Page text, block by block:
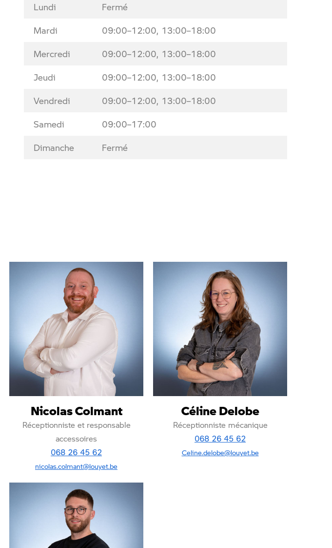
Lundi
Fermé
Mardi
09:00–12:00, 13:00–18:00
Mercredi
09:00–12:00, 13:00–18:00
Jeudi
09:00–12:00, 13:00–18:00
Vendredi
09:00–12:00, 13:00–18:00
Samedi
09:00–17:00
Dimanche
Fermé
Nicolas Colmant
Réceptionniste et responsable
accessoires
068 26 45 62
nicolas.colmant@louyet.be
Céline Delobe
Réceptionniste mécanique
068 26 45 62
Celine.delobe@louyet.be